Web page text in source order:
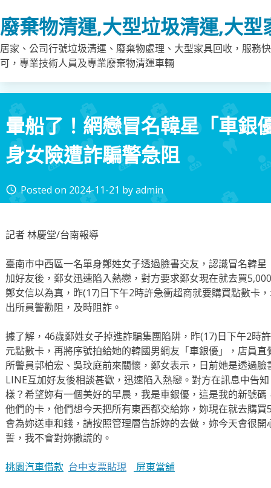
to
content
廢棄物清運,大型垃圾清運,大
居家、公司行號垃圾清運、廢棄物處理、大型家具回收，服務
可，專業技術人員及專業廢棄物清運車輛
暈船了！網戀冒名韓星「車銀
身女險遭詐騙警急阻
access_time Posted on 2024-11-21 byadmin
記者 林慶堂/台南報導
臺南市中西區一名單身鄭姓女子透過臉書交友，認識冒名韓
加好友後，鄭女迅速陷入熱戀，對方要求鄭女現在就去買
鄭女信以為真，昨(17)日下午2時許急衝超商就要購買點數卡
出所員警勸阻，及時阻詐。
據了解，46歲鄭姓女子掉進詐騙集團陷阱，昨(17)日下午2時
元點數卡，再將序號拍給她的韓國男網友「車銀優」，店員
所警員郭柏宏、吳玟庭前來關懷，鄭女表示，日前她是透過
LINE互加好友後相談甚歡，迅速陷入熱戀。對方在訊息中告
樣？希望妳有一個美好的早晨，我是車銀優，這是我的新號
他們的卡，他們想今天把所有東西都交給妳，妳現在就去購
會為妳送車和錢，請按照管理層告訴妳的去做，妳今天會很
誓，我不會對妳撒謊的。
桃園汽車借款 台中支票貼現 屏東當舖